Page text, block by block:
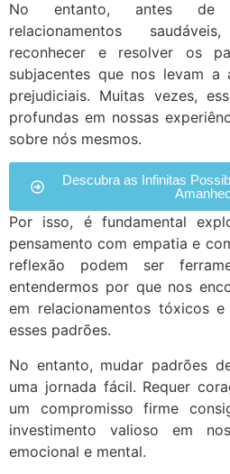
No entanto, antes de
relacionamentos
reconhecer e resolver os
subjacentes que nos levam a
prejudiciais. Muitas vezes,
profundas em nossas
sobre nós mesmos.
Descubra as Infinitas
Por isso, é fundamental
pensamento com empatia e
reflexão podem ser
entendermos por que nos
em relacionamentos tóxicos
esses padrões.
No entanto, mudar padrões
uma jornada fácil. Requer
um compromisso firme
investimento valioso em
emocional e mental.